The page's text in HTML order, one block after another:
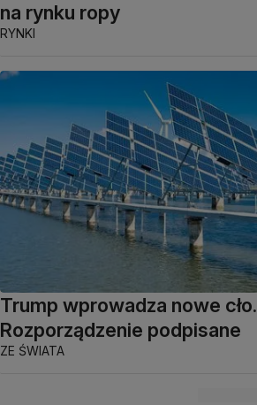
na rynku ropy
RYNKI
Trump wprowadza nowe cło.
Rozporządzenie podpisane
ZE ŚWIATA